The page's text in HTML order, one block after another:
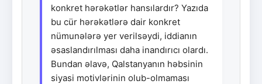
konkret hərəkətlər hansılardır? Yazıda
bu cür hərəkətlərə dair konkret
nümunələrə yer verilsəydi, iddianın
əsaslandırılması daha inandırıcı olardı.
Bundan əlavə, Qalstanyanın həbsinin
siyasi motivlərinin olub-olmaması